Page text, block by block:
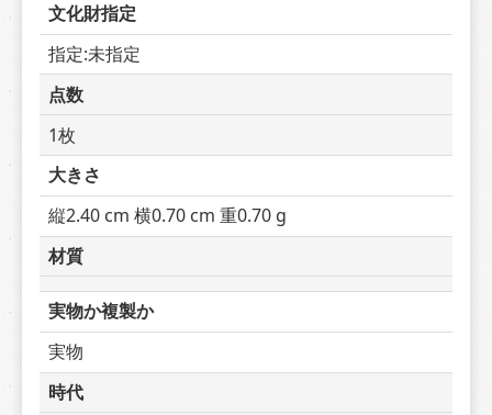
文化財指定
指定:未指定
点数
1枚
大きさ
縦2.40 cm 横0.70 cm 重0.70 g
材質
実物か複製か
実物
時代